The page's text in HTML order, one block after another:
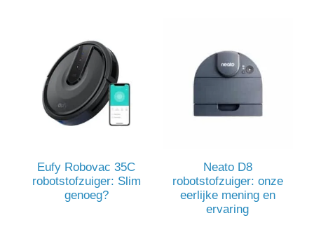
Eufy Robovac 35C
robotstofzuiger: Slim
genoeg?
Neato D8
robotstofzuiger: onze
eerlijke mening en
ervaring